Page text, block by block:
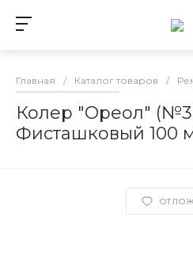
Главная / Каталог товаров /
Колер "Ореол"
Фисташковый 100